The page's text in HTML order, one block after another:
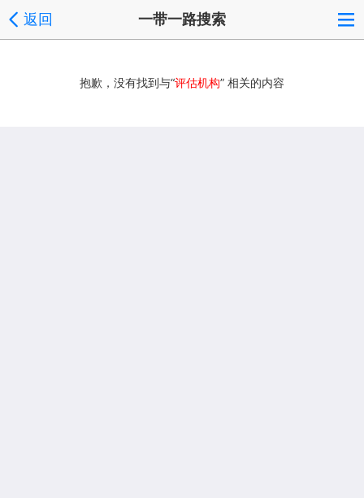
返回 一带一路搜索
抱歉，没有找到与“评估机构” 相关的内容